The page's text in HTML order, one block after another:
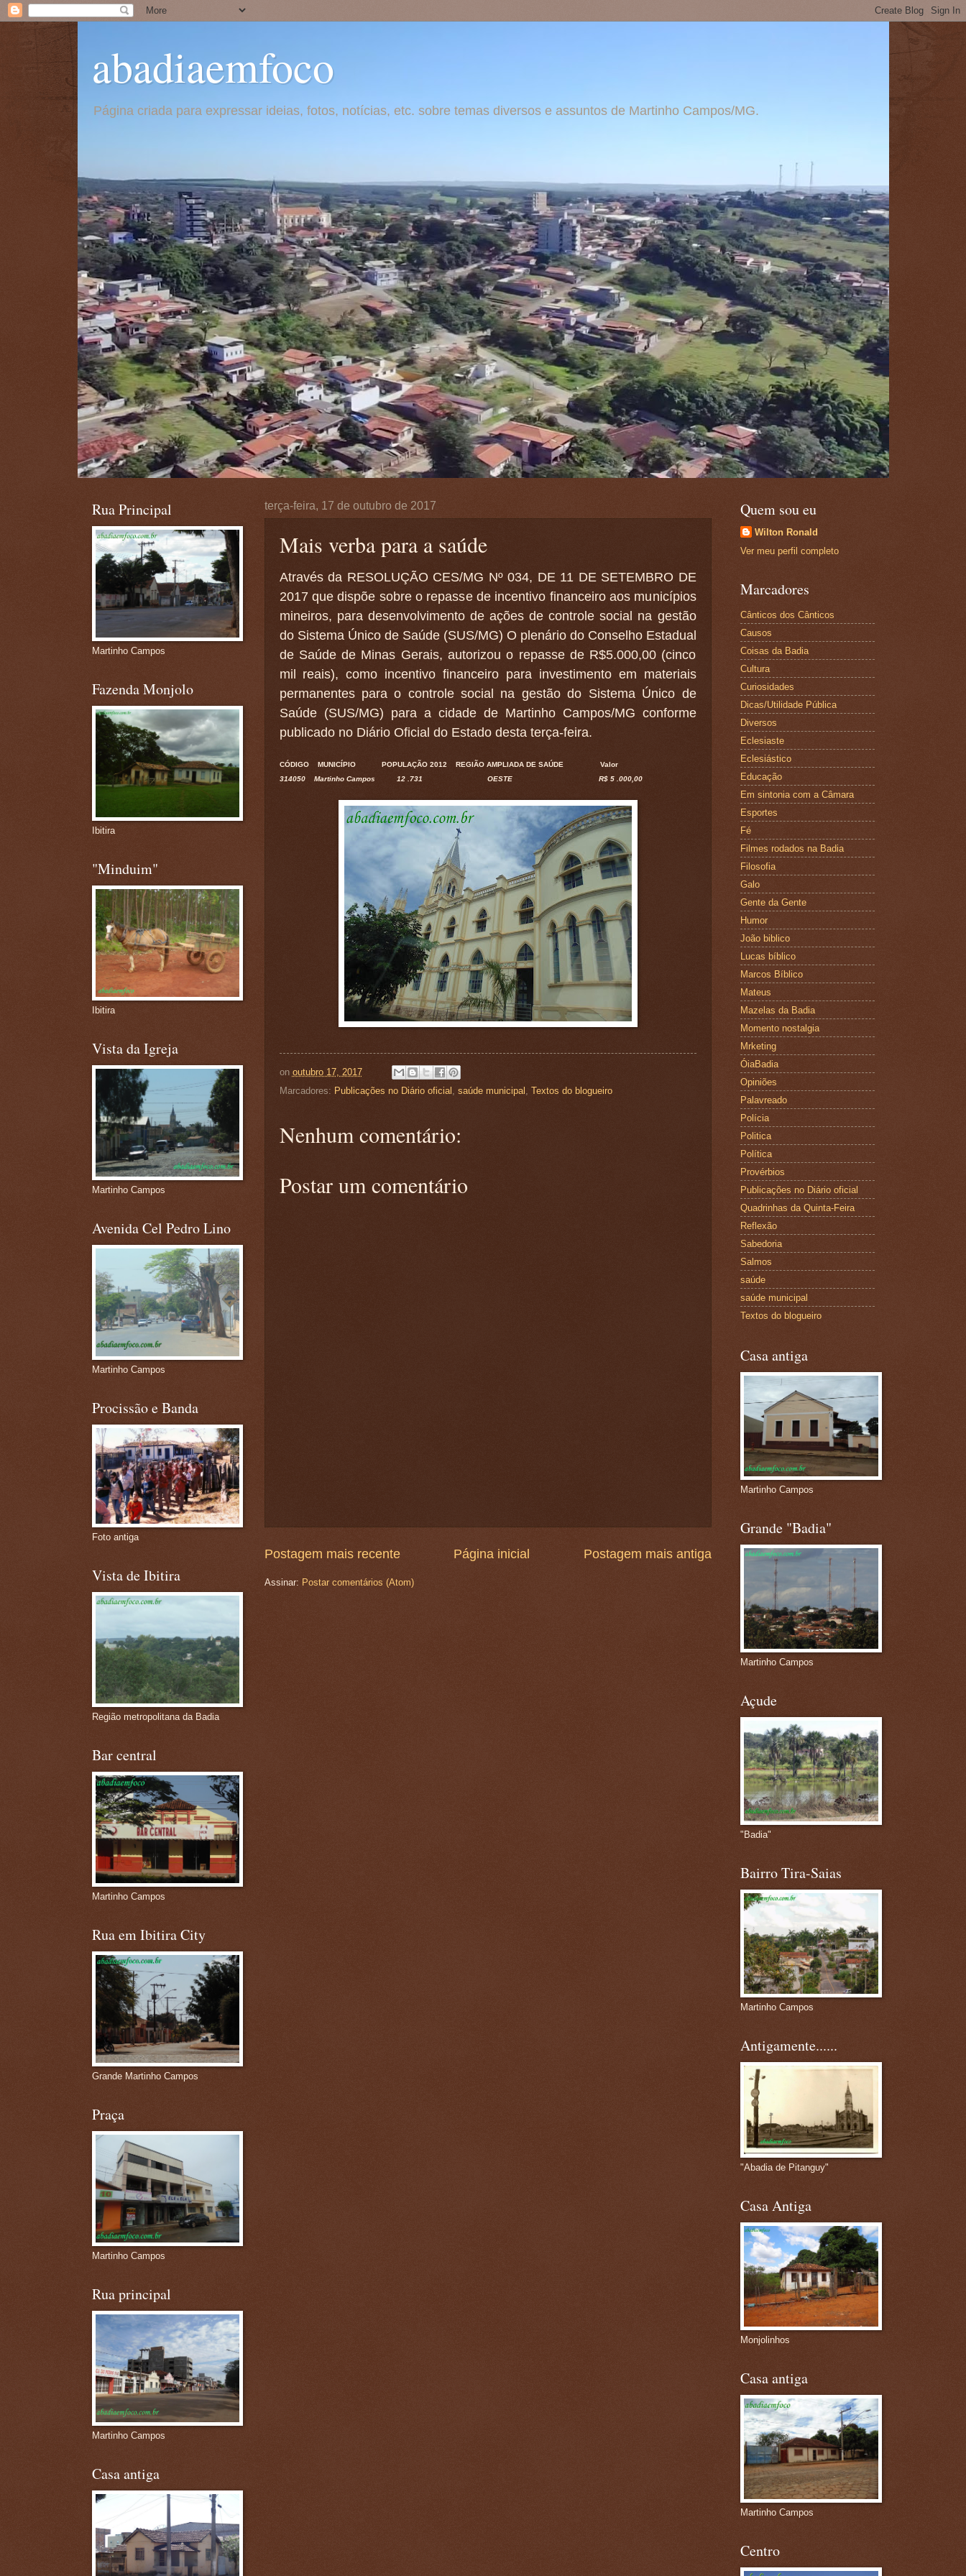
abadiaemfoco
Página criada para expressar ideias, fotos, notícias, etc. sobre temas diversos e assuntos de Martinho Campos/MG.
terça-feira, 17 de outubro de 2017
Mais verba para a saúde
Através da RESOLUÇÃO CES/MG Nº 034, DE 11 DE SETEMBRO DE
2017 que dispõe sobre o repasse de incentivo financeiro aos municípios
mineiros, para desenvolvimento de ações de controle social na gestão
do Sistema Único de Saúde (SUS/MG) O plenário do Conselho Estadual
de Saúde de Minas Gerais, autorizou o repasse de R$5.000,00 (cinco
mil reais), como incentivo financeiro para investimento em materiais
permanentes para o controle social na gestão do Sistema Único de
Saúde (SUS/MG) para a cidade de Martinho Campos/MG conforme
publicado no Diário Oficial do Estado desta terça-feira.
CÓDIGO MUNICÍPIO POPULAÇÃO 2012 REGIÃO AMPLIADA DE SAÚDE Valor
314050 Martinho Campos 12 .731 OESTE R$ 5 .000,00
on outubro 17, 2017
Marcadores: Publicações no Diário oficial , saúde municipal , Textos do blogueiro
Nenhum comentário:
Postar um comentário
Postagem mais recente Postagem mais antiga
Página inicial
Assinar: Postar comentários (Atom)
Rua Principal
Martinho Campos
Fazenda Monjolo
Ibitira
"Minduim"
Ibitira
Vista da Igreja
Martinho Campos
Avenida Cel Pedro Lino
Martinho Campos
Procissão e Banda
Foto antiga
Vista de Ibitira
Região metropolitana da Badia
Bar central
Martinho Campos
Rua em Ibitira City
Grande Martinho Campos
Praça
Martinho Campos
Rua principal
Martinho Campos
Casa antiga
Quem sou eu
Wilton Ronald
Ver meu perfil completo
Marcadores
Cânticos dos Cânticos
Causos
Coisas da Badia
Cultura
Curiosidades
Dicas/Utilidade Pública
Diversos
Eclesiaste
Eclesiástico
Educação
Em sintonia com a Câmara
Esportes
Fé
Filmes rodados na Badia
Filosofia
Galo
Gente da Gente
Humor
João biblico
Lucas bíblico
Marcos Bíblico
Mateus
Mazelas da Badia
Momento nostalgia
Mrketing
ÓiaBadia
Opiniões
Palavreado
Polícia
Politica
Política
Provérbios
Publicações no Diário oficial
Quadrinhas da Quinta-Feira
Reflexão
Sabedoria
Salmos
saúde
saúde municipal
Textos do blogueiro
Casa antiga
Martinho Campos
Grande "Badia"
Martinho Campos
Açude
"Badia"
Bairro Tira-Saias
Martinho Campos
Antigamente......
"Abadia de Pitanguy"
Casa Antiga
Monjolinhos
Casa antiga
Martinho Campos
Centro